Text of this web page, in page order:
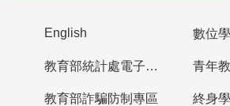
English 數位
教育部統計處電子書櫃
教育部詐騙防制專區 終身